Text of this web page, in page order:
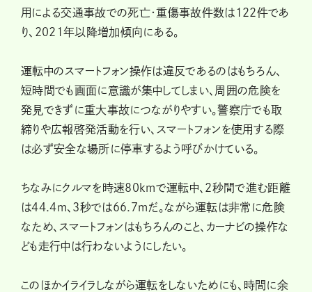
用による交通事故での死亡・重傷事故件数は122件であ
り、2021年以降増加傾向にある。
運転中のスマートフォン操作は違反であるのはもちろん、
短時間でも画面に意識が集中してしまい、周囲の危険を
発見できずに重大事故につながりやすい。警察庁でも取
締りや広報啓発活動を行い、スマートフォンを使用する際
は必ず安全な場所に停車するよう呼びかけている。
ちなみにクルマを時速80kmで運転中、2秒間で進む距離
は44.4m、3秒では66.7mだ。ながら運転は非常に危険
なため、スマートフォンはもちろんのこと、カーナビの操作な
ども走行中は行わないようにしたい。
このほかイライラしながら運転をしないためにも、時間に余